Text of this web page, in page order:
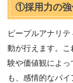
①採用力の強
ピープルアナリ
動が行えます。
験や価値観によっ
も、感情的なバイ